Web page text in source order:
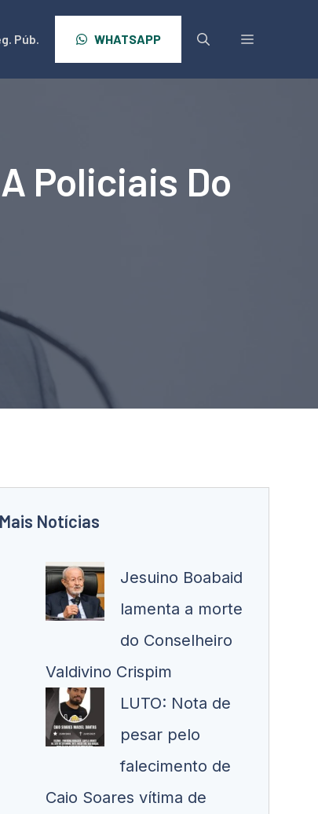
Púb. WHATSAPP
Policiais Do
Mais Notícias
Jesuino Boabaid
lamenta a morte
do Conselheiro
Valdivino Crispim
LUTO: Nota de
pesar pelo
falecimento de
Caio Soares vítima de